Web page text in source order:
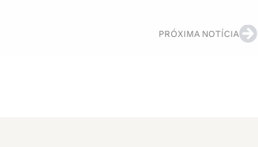
PRÓXIMA NOTÍCIA